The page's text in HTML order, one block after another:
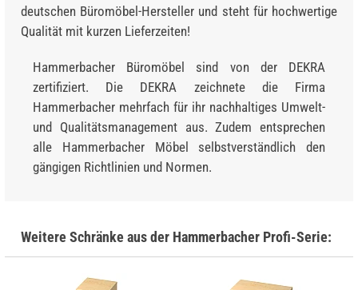
deutschen Büromöbel-Hersteller und steht für hochwertige
Qualität mit kurzen Lieferzeiten!
Hammerbacher Büromöbel sind von der DEKRA
zertifiziert. Die DEKRA zeichnete die Firma
Hammerbacher mehrfach für ihr nachhaltiges Umwelt-
und Qualitätsmanagement aus. Zudem entsprechen
alle Hammerbacher Möbel selbstverständlich den
gängigen Richtlinien und Normen.
Weitere Schränke aus der Hammerbacher Profi-Serie: